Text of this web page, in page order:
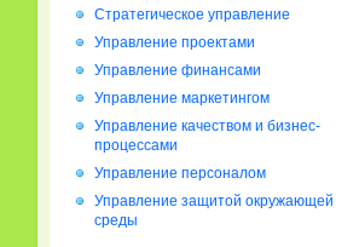
Стратегическое управление
Управление проектами
Управление финансами
Управление маркетингом
Управление качеством и бизнес-
процессами
Управление персоналом
Управление защитой окружающей
среды